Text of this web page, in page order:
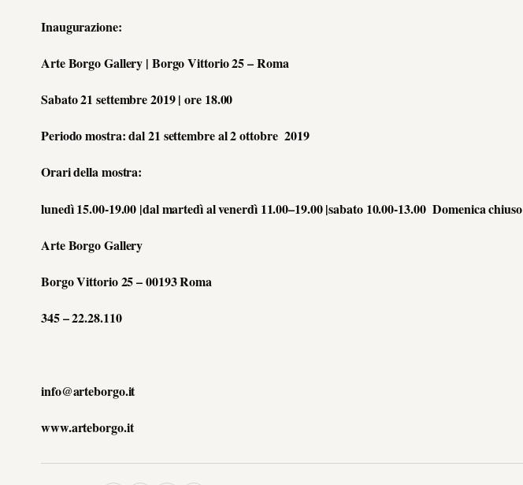
Inaugurazione:
Arte Borgo Gallery | Borgo Vittorio 25 – Roma
Sabato 21 settembre 2019 | ore 18.00
Periodo mostra: dal 21 settembre al 2 ottobre 2019
Orari della mostra:
lunedì 15.00-19.00 |dal martedì al venerdì 11.00–19.00 |sabato 10.00-13.00 Domenica chiuso
Arte Borgo Gallery
Borgo Vittorio 25 – 00193 Roma
345 – 22.28.110
info@arteborgo.it
www.arteborgo.it